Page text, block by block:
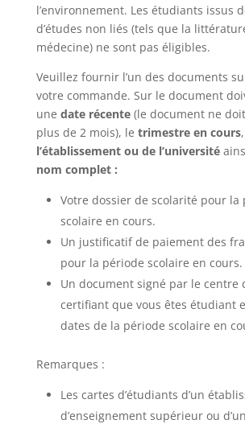
l’environnement. Les étudiants issus
d’études non liés (tels que la
médecine) ne sont pas éligibles.
Veuillez fournir l’un des documents
votre commande. Sur le document
une date récente(le document ne
plus de 2 mois), le trimestre en cours
l’établissement ou de l’université
nom complet :
Votre dossier de scolarité pour la
scolaire en cours.
Un justificatif de paiement des
pour la période scolaire en cours.
Un document signé par le centre
certifiant que vous êtes étudiant
dates de la période scolaire en
Remarques :
Les cartes d’étudiants d’un
d’enseignement supérieur ou